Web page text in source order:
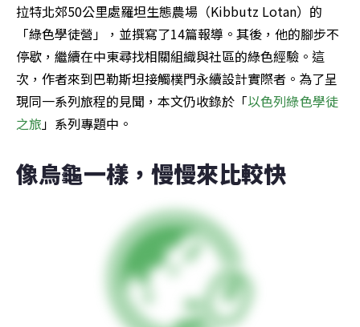
拉特北郊50公里處羅坦生態農場（Kibbutz Lotan）的
「綠色學徒營」，並撰寫了14篇報導。其後，他的腳步不
停歇，繼續在中東尋找相關組織與社區的綠色經驗。這
次，作者來到巴勒斯坦接觸樸門永續設計實際者。為了呈
現同一系列旅程的見聞，本文仍收錄於「以色列綠色學徒
之旅」系列專題中。
像烏龜一樣，慢慢來比較快